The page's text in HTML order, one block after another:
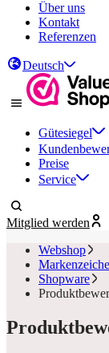
Über uns
Kontakt
Referenzen
Deutsch
Gütesiegel
Preise
Service
Mitglied werden
Webshop
Shopware